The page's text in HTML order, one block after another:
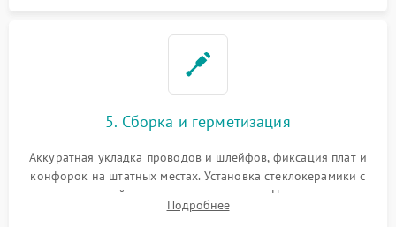
5. Сборка и герметизация
Аккуратная укладка проводов и шлейфов, фиксация плат и
конфорок на штатных местах. Установка стеклокерамики с
проверкой равномерности зазоров. Нанесение
термостойкого герметика или укладка уплотнительной
Подробнее